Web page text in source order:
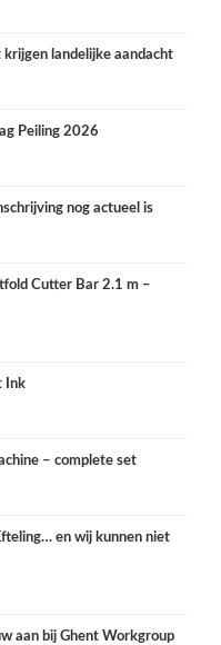
landelijke aandacht
Peiling 2026
nog actueel is
Cutter Bar 2.1 m –
Ink
– complete set
en wij kunnen niet
aan bij Ghent Workgroup